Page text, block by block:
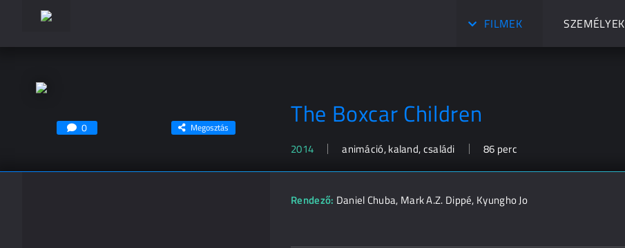
FILMEK SZEMÉLYEK
The Boxcar Children
2014 animáció, kaland, családi 86 perc
0 Megosztás
Rendező: Daniel Chuba, Mark A.Z. Dippé, Kyungho Jo